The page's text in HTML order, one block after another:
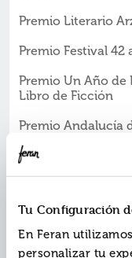
Tu Configuración
En Feran
personalizar tu
Premio Literario
Premio Festival
Premio Un Año de
Libro de Ficción
Premio Andalucía
He aquí la historia